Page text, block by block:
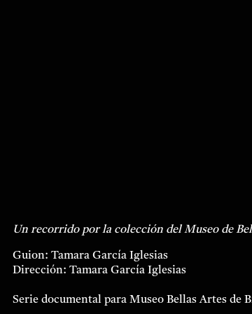
Un recorrido por la colección del Museo de
Guion: Tamara García Iglesias
Dirección: Tamara García Iglesias
Serie documental para Museo Bellas Artes de